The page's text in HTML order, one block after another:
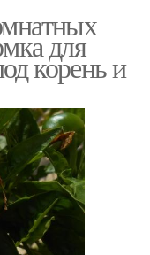
для
корень и